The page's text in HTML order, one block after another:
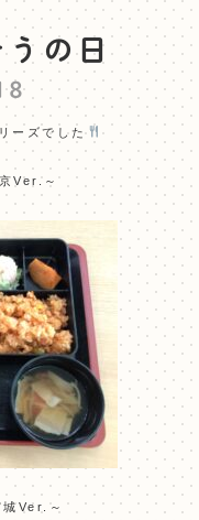
の日
ーズでした
Ver.～
Ver.～